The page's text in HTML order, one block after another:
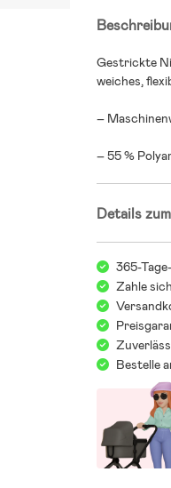
Gestrickte
weiches,
–
– 55 %
Details
365-
Zahle
Bestelle